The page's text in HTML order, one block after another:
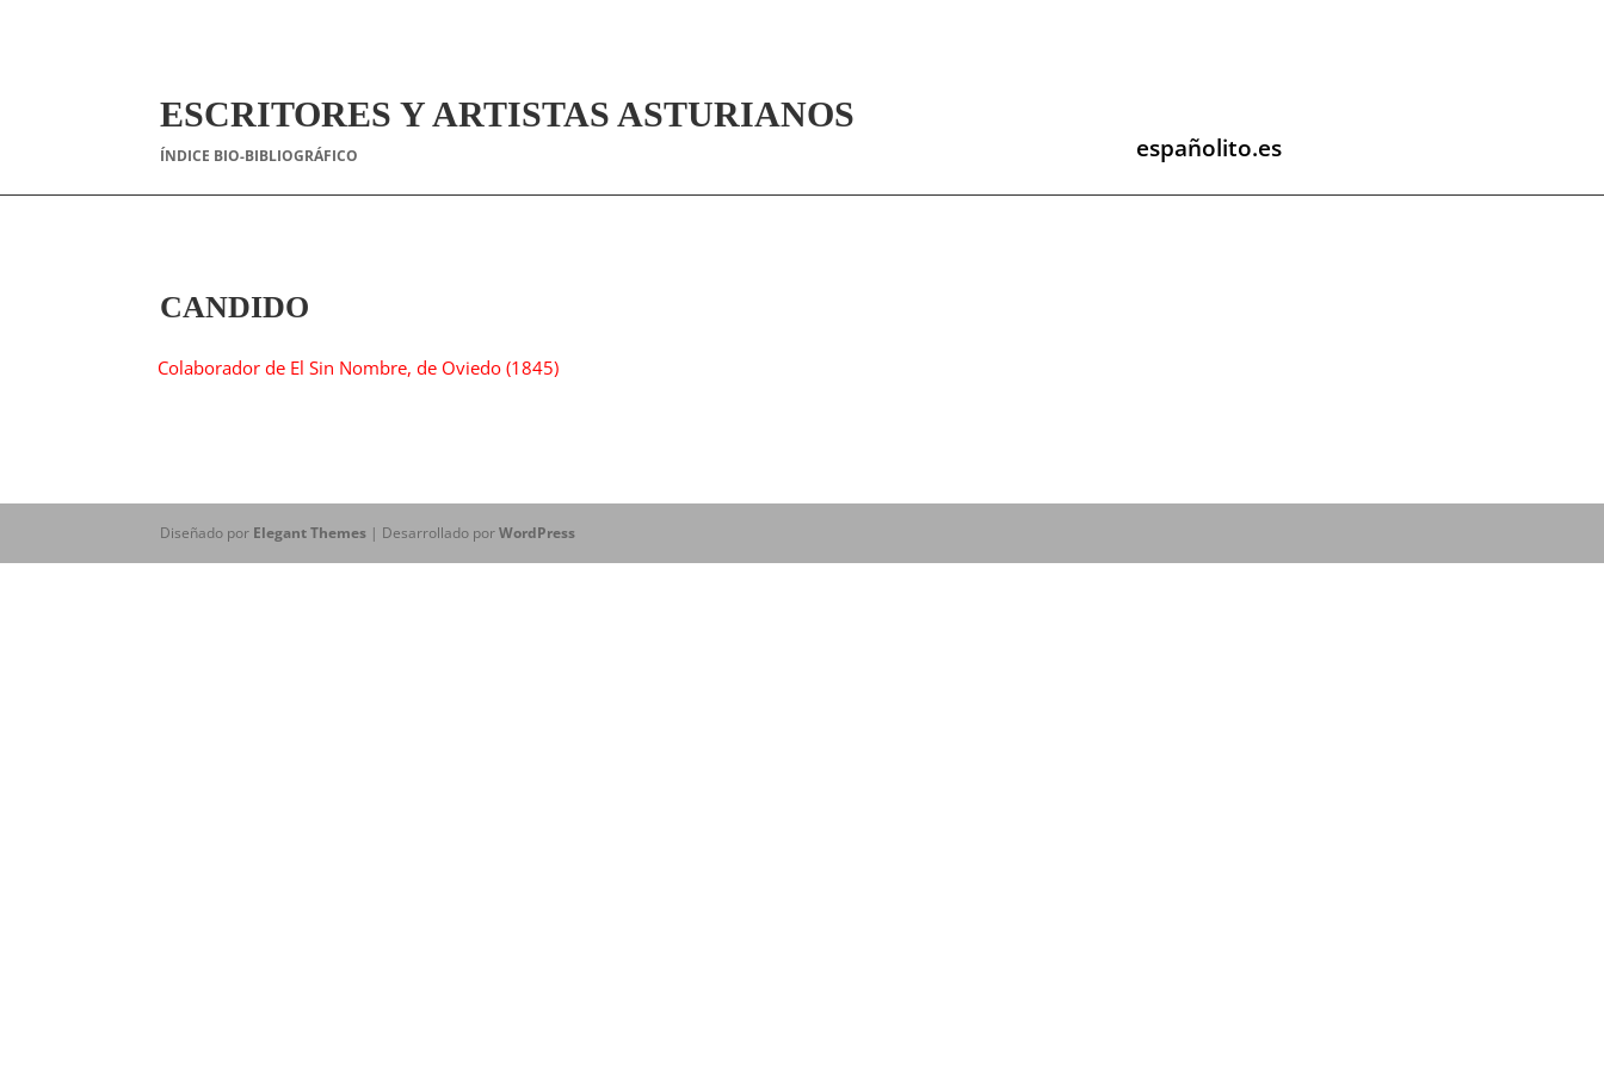
ESCRITORES Y ARTISTAS ASTURIANOS
ÍNDICE BIO-BIBLIOGRÁFICO españolito.es
CANDIDO
Colaborador de El Sin Nombre, de Oviedo (1845)
Diseñado por Elegant Themes | Desarrollado porWordPress